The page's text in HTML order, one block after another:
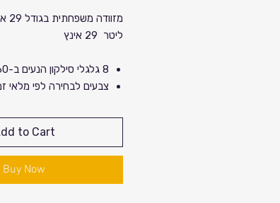
ליטר 29 אינץ
8 גלגלי סילקון הנעים ב-360 מעלות
צבעים לבחירה לפי מלאי
מספר רשום בישראל
to Cart
Buy Now